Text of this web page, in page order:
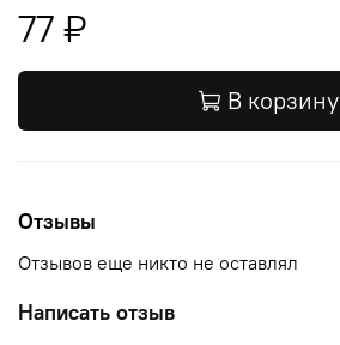
77 ₽
В корзину
Отзывы
Отзывов еще никто не оставлял
Написать отзыв